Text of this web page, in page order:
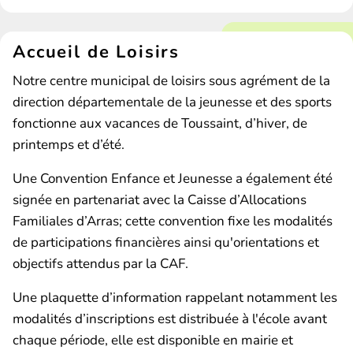
Accueil de Loisirs
Notre centre municipal de loisirs sous agrément de la
direction départementale de la jeunesse et des sports
fonctionne aux vacances de Toussaint, d’hiver, de
printemps et d’été.
Une Convention Enfance et Jeunesse a également été
signée en partenariat avec la Caisse d’Allocations
Familiales d’Arras; cette convention fixe les modalités
de participations financières ainsi qu'orientations et
objectifs attendus par la CAF.
Une plaquette d’information rappelant notamment les
modalités d’inscriptions est distribuée à l'école avant
chaque période, elle est disponible en mairie et